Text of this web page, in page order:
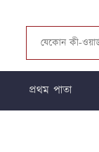
প্রথম পাতা